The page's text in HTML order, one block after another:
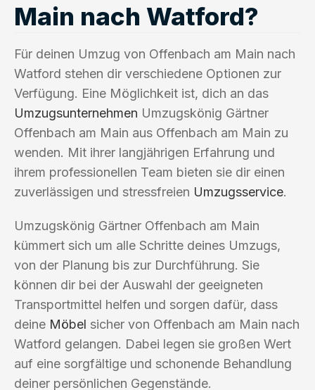
Main nach Watford?
Für deinen Umzug von Offenbach am Main nach
Watford stehen dir verschiedene Optionen zur
Verfügung. Eine Möglichkeit ist, dich an das
Umzugsunternehmen Umzugskönig Gärtner
Offenbach am Main aus Offenbach am Main zu
wenden. Mit ihrer langjährigen Erfahrung und
ihrem professionellen Team bieten sie dir einen
zuverlässigen und stressfreien Umzugsservice.
Umzugskönig Gärtner Offenbach am Main
kümmert sich um alle Schritte deines Umzugs,
von der Planung bis zur Durchführung. Sie
können dir bei der Auswahl der geeigneten
Transportmittel helfen und sorgen dafür, dass
deine Möbel sicher von Offenbach am Main nach
Watford gelangen. Dabei legen sie großen Wert
auf eine sorgfältige und schonende Behandlung
deiner persönlichen Gegenstände.